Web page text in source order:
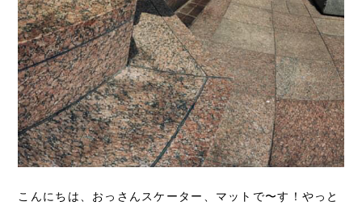
こんにちは、おっさんスケーター、マットで〜す！やっと